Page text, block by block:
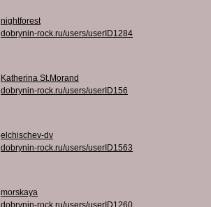
nightforest
dobrynin-rock.ru/users/userID1284
Katherina St.Morand
dobrynin-rock.ru/users/userID156
elchischev-dv
dobrynin-rock.ru/users/userID1563
morskaya
dobrynin-rock.ru/users/userID1260